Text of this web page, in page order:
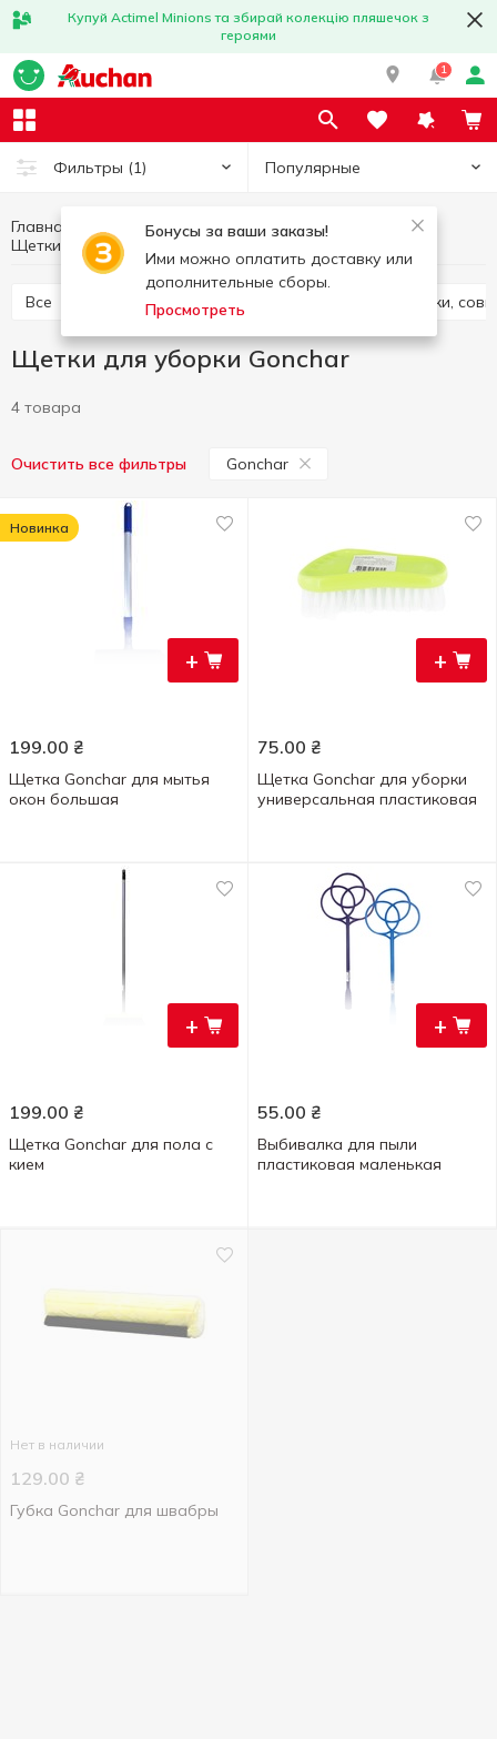
Купуй Actimel Minions та збирай колекцію пляшечок з
героями
1
Фильтры (1) Популярные
Бонусы за ваши заказы!
Ими можно оплатить доставку или
дополнительные сборы.
Просмотреть
Главная Товары для дома
Товары для уборки
Щетки для уборки
Все Швабры, запаски, тряпки для пола Веники,
Щетки для уборки Gonchar
4 товара
Очистить все фильтры Gonchar
+
Новинка
199.00 ₴
Щетка Gonchar для мытья
окон большая
+
75.00 ₴
Щетка Gonchar для уборки
универсальная пластиковая
+
199.00 ₴
Щетка Gonchar для пола с
кием
+
55.00 ₴
Выбивалка для пыли
пластиковая маленькая
Нет в наличии
129.00 ₴
Губка Gonchar для швабры